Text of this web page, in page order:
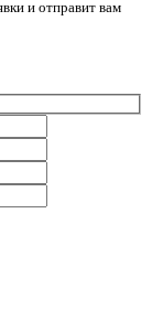
и отправит вам